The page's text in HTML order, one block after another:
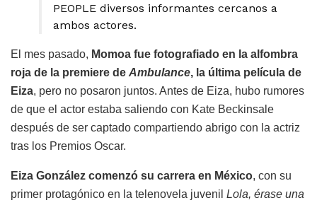
PEOPLE diversos informantes cercanos a
ambos actores.
El mes pasado, Momoa fue fotografiado en la alfombra
roja de la premiere de Ambulance, la última película de
Eiza, pero no posaron juntos. Antes de Eiza, hubo rumores
de que el actor estaba saliendo con Kate Beckinsale
después de ser captado compartiendo abrigo con la actriz
tras los Premios Oscar.
Eiza González comenzó su carrera en México, con su
primer protagónico en la telenovela juvenil Lola, érase una